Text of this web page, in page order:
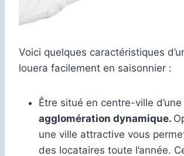
Voici quelques caractéristiques
louera facilement en saisonnier :
Être situé en centre-ville d’une
agglomération dynamique.
une ville attractive vous
des locataires toute l’année.